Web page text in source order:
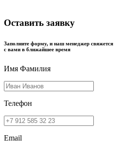
Оставить заявку
Заполните форму, и наш менеджер свяжется
с вами в ближайшее время
Имя Фамилия
Телефон
Email